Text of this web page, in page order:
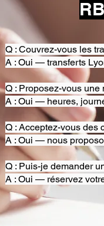
Q : Couvrez-vous les
A : Oui — transferts
Q : Proposez-vous
A : Oui — heures,
Q : Acceptez-vous des
A : Oui — nous
Q : Puis-je demander
A : Oui — réservez